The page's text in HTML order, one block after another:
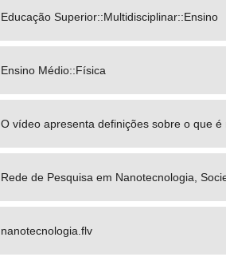
Educação Superior::Multidisciplinar::Ensino
Ensino Médio::Física
O vídeo apresenta definições sobre o que
Rede de Pesquisa em Nanotecnologia,
nanotecnologia.flv